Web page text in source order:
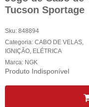
Tucson Sportage
Sku: 848894
Categoria: CABO DE VELAS,
IGNIÇÃO, ELÉTRICA
Marca: NGK
Produto Indisponível